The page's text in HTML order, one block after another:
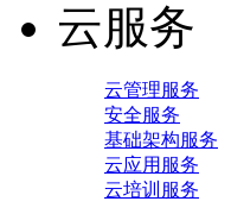
云服务
云管理服务
安全服务
基础架构服务
云应用服务
云培训服务